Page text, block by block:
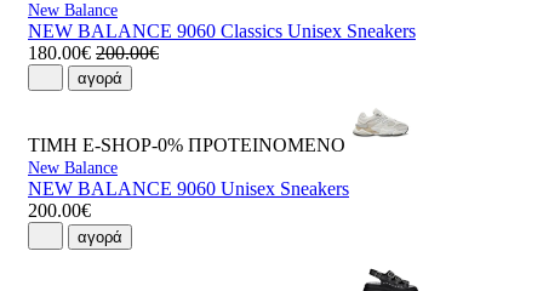
New Balance
NEW BALANCE 9060 Classics Unisex Sneakers
180.00€ 200.00€
αγορά
ΤΙΜΗ E-SHOP-0% ΠΡΟΤΕΙΝΟΜΕΝΟ
New Balance
NEW BALANCE 9060 Unisex Sneakers
200.00€
αγορά